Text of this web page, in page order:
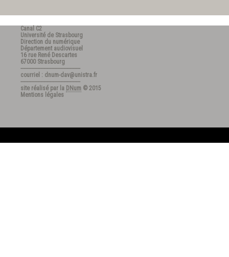
Canal C2
Université de Strasbourg
Direction du numérique
Département audiovisuel
16 rue René Descartes
67000 Strasbourg
---------------------------------------
courriel : dnum-dav@unistra.fr
---------------------------------------
site réalisé par la DNum © 2015
Mentions légales